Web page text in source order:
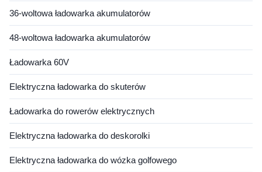
36-woltowa ładowarka akumulatorów
48-woltowa ładowarka akumulatorów
Ładowarka 60V
Elektryczna ładowarka do skuterów
Ładowarka do rowerów elektrycznych
Elektryczna ładowarka do deskorolki
Elektryczna ładowarka do wózka golfowego